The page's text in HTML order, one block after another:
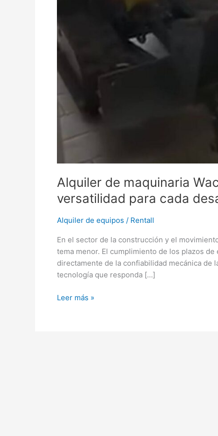
Alquiler de maquinaria
versatilidad para cada
Alquiler de equipos / Rentall
En el sector de la construcción y el
tema menor. El cumplimiento de los plazos
directamente de la confiabilidad mecánica de
tecnología que responda […]
Leer más »